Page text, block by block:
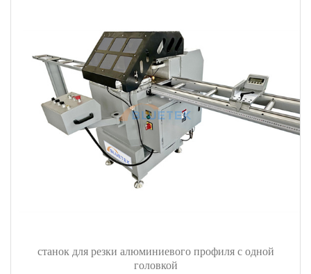
станок для резки алюминиевого профиля с одной
головкой